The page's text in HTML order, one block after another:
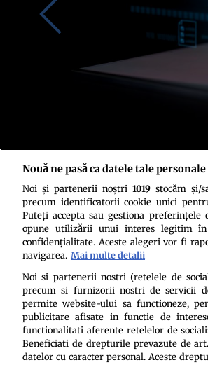
Foto: Shutterstock
Nouă ne pasă ca datele tale
Noi și partenerii noștri 1019stocăm și/
precum identificatorii cookie unici
Puteți accepta sau gestiona
opune utilizării unui interes legitim
confidențialitate. Aceste alegeri vor fi
navigarea. Mai multe detalii
Noi si partenerii nostri (retelele de
precum si furnizorii nostri de servicii
permite website-ului sa functioneze,
publicitare afisate in functie de
functionalitati aferente retelelor de
Beneficiati de drepturile prevazute de
datelor cu caracter personal. Aceste